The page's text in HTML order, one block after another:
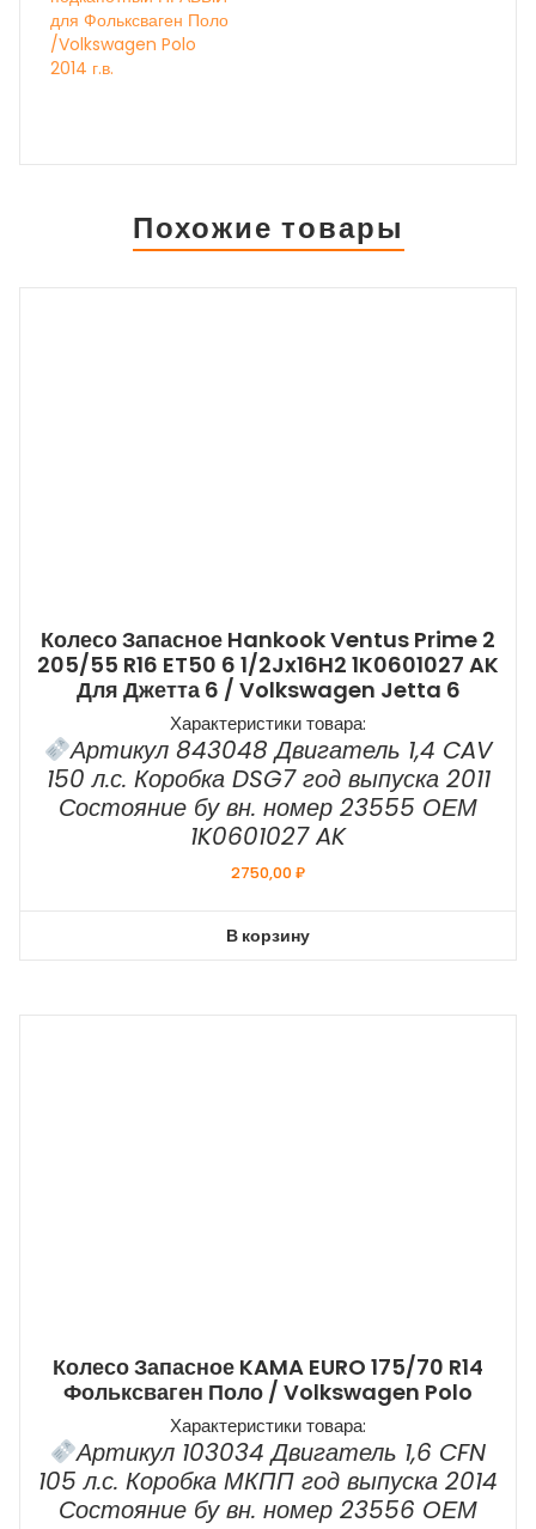
для Фольксваген Поло
/Volkswagen Polo
2014 г.в.
Похожие товары
Колесо Запасное Hankook Ventus Prime 2
205/55 R16 ET50 6 1/2Jx16H2 1K0601027 AK
Для Джетта 6 / Volkswagen Jetta 6
Характеристики товара:
Артикул 843048 Двигатель 1,4 CAV
150 л.с. Коробка DSG7 год выпуска 2011
Состояние бу вн. номер 23555 ОЕМ
1K0601027 AK
2750,00₽
В корзину
Колесо Запасное KAMA EURO 175/70 R14
Фольксваген Поло / Volkswagen Polo
Характеристики товара:
Артикул 103034 Двигатель 1,6 CFN
105 л.с. Коробка МКПП год выпуска 2014
Состояние бу вн. номер 23556 ОЕМ